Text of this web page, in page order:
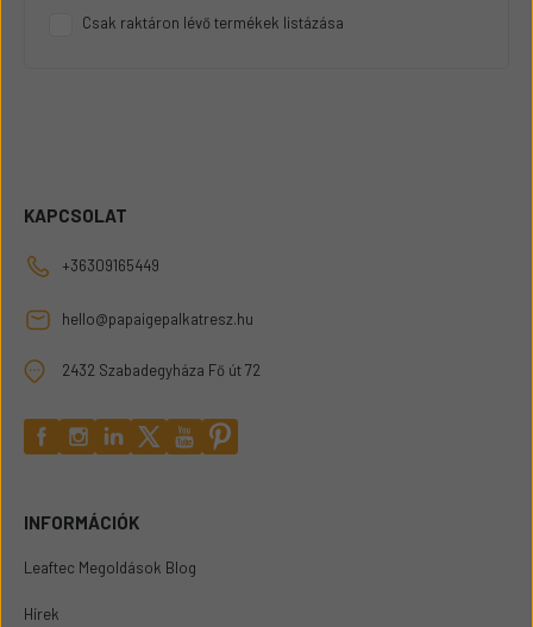
Csak raktáron lévő termékek listázása
KAPCSOLAT
+36309165449
hello@papaigepalkatresz.hu
2432 Szabadegyháza Fő út 72
INFORMÁCIÓK
Leaftec Megoldások Blog
Hírek